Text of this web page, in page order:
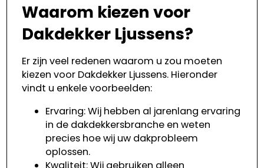
Waarom kiezen voor
Dakdekker Ljussens?
Er zijn veel redenen waarom u zou moeten
kiezen voor Dakdekker Ljussens. Hieronder
vindt u enkele voorbeelden:
Ervaring: Wij hebben al jarenlang ervaring
in de dakdekkersbranche en weten
precies hoe wij uw dakprobleem
oplossen.